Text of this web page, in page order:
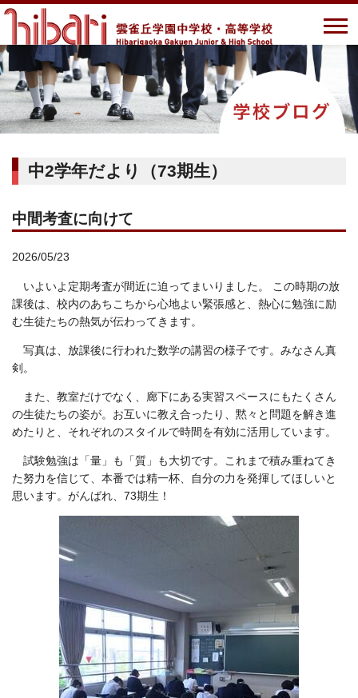
中2学年だより（73期生）
中間考査に向けて
2026/05/23
いよいよ定期考査が間近に迫ってまいりました。 この時期の放
課後は、校内のあちこちから心地よい緊張感と、熱心に勉強に励
む生徒たちの熱気が伝わってきます。
写真は、放課後に行われた数学の講習の様子です。みなさん真
剣。
また、教室だけでなく、廊下にある実習スペースにもたくさん
の生徒たちの姿が。お互いに教え合ったり、黙々と問題を解き進
めたりと、それぞれのスタイルで時間を有効に活用しています。
試験勉強は「量」も「質」も大切です。これまで積み重ねてき
た努力を信じて、本番では精一杯、自分の力を発揮してほしいと
思います。がんばれ、73期生！